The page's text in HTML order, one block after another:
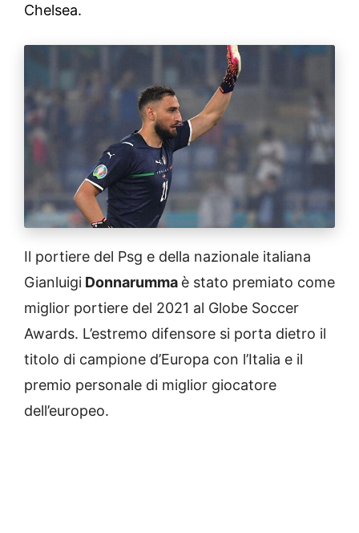
Chelsea.
Il portiere del Psg e della nazionale italiana
Gianluigi Donnarumma è stato premiato come
miglior portiere del 2021 al Globe Soccer
Awards. L’estremo difensore si porta dietro il
titolo di campione d’Europa con l’Italia e il
premio personale di miglior giocatore
dell’europeo.